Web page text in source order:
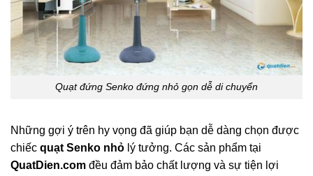
Quạt đứng Senko đứng nhỏ gọn dễ di chuyển
Những gợi ý trên hy vọng đã giúp bạn dễ dàng chọn được
chiếc quạt Senko nhỏ lý tưởng. Các sản phẩm tại
QuatDien.com đều đảm bảo chất lượng và sự tiện lợi